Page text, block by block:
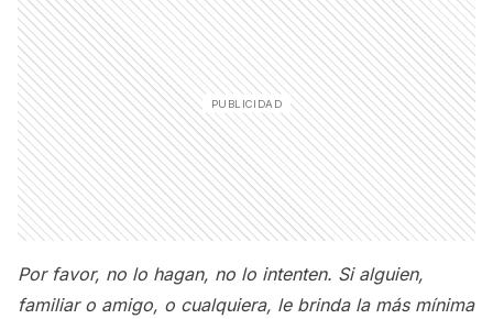
Por favor, no lo hagan, no lo intenten. Si alguien,
familiar o amigo, o cualquiera, le brinda la más mínima